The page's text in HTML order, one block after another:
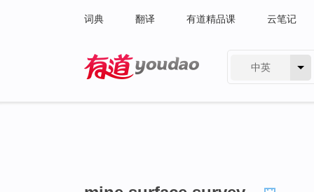
词典 翻译 有道精品课 云笔记
中英